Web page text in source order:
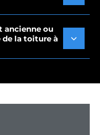
ancienne ou
de la toiture à